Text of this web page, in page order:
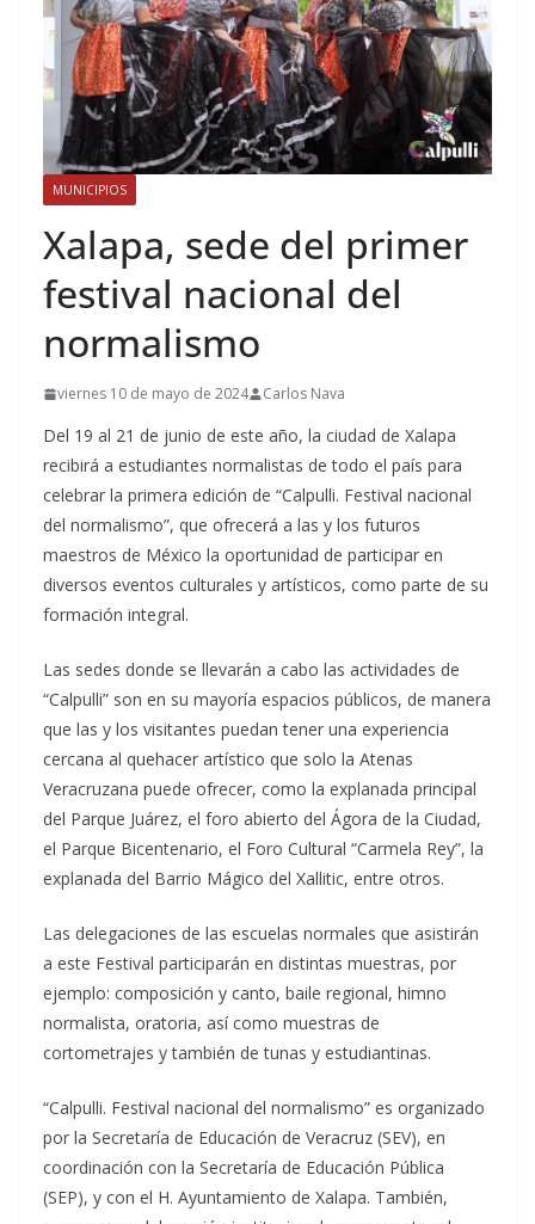
MUNICIPIOS
Xalapa, sede del primer
festival nacional del
normalismo
viernes 10 de mayo de 2024 Carlos Nava
Del 19 al 21 de junio de este año, la ciudad de Xalapa
recibirá a estudiantes normalistas de todo el país para
celebrar la primera edición de “Calpulli. Festival nacional
del normalismo”, que ofrecerá a las y los futuros
maestros de México la oportunidad de participar en
diversos eventos culturales y artísticos, como parte de su
formación integral.
Las sedes donde se llevarán a cabo las actividades de
“Calpulli” son en su mayoría espacios públicos, de manera
que las y los visitantes puedan tener una experiencia
cercana al quehacer artístico que solo la Atenas
Veracruzana puede ofrecer, como la explanada principal
del Parque Juárez, el foro abierto del Ágora de la Ciudad,
el Parque Bicentenario, el Foro Cultural “Carmela Rey”, la
explanada del Barrio Mágico del Xallitic, entre otros.
Las delegaciones de las escuelas normales que asistirán
a este Festival participarán en distintas muestras, por
ejemplo: composición y canto, baile regional, himno
normalista, oratoria, así como muestras de
cortometrajes y también de tunas y estudiantinas.
“Calpulli. Festival nacional del normalismo” es organizado
por la Secretaría de Educación de Veracruz (SEV), en
coordinación con la Secretaría de Educación Pública
(SEP), y con el H. Ayuntamiento de Xalapa. También,